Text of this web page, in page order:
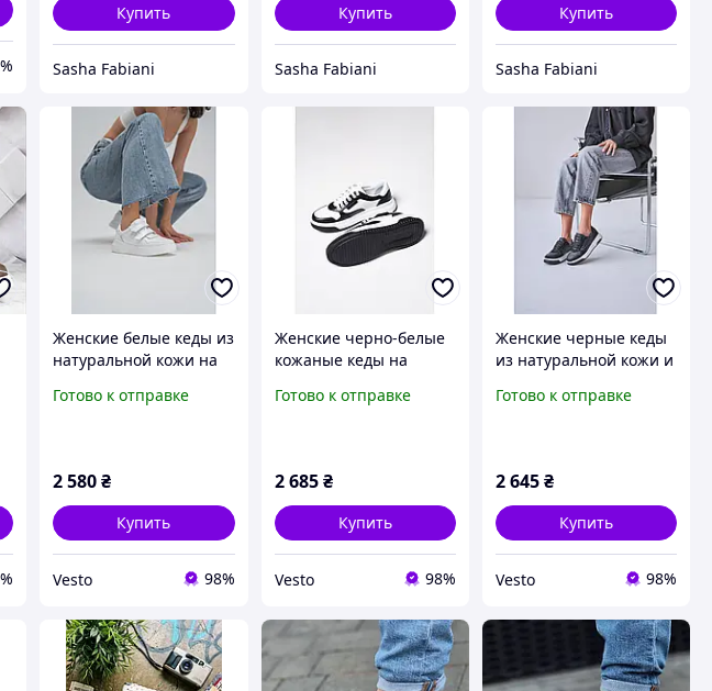
Купить
Sasha Fabiani
Купить
Sasha Fabiani
Купить
Sasha Fabiani
Женские белые кеды из
натуральной кожи на
кеды на низком ходу с
Осень 2026)
Готово к отправке
2 580₴
Купить
Vesto 98%
Женские черно-белые
кожаные кеды на
кеды из натуральной
Готово к отправке
2 685 ₴
Купить
Vesto 98%
Женские черные кеды
из натуральной кожи и
демисезонные кеды на
2026)
Готово к отправке
2 645₴
Купить
Vesto 98%